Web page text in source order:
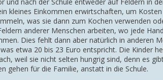
kleines Einkommen erwirtschaften, um
was sie dann zum Kochen verwenden
anderer Menschen arbeiten, wo jede
Dies fehlt dann aber natürlich in anderen
etwa 20 bis 23 Euro entspricht. Die Kinder
weil sie nicht selten hungrig sind, denn es
gehen für die Familie, anstatt in die Schule.